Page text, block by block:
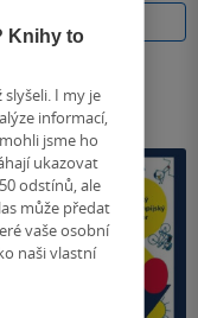
Knihy to
I my je
informací,
jsme ho
ukazovat
odstínů, ale
může předat
vaše osobní
naši vlastní